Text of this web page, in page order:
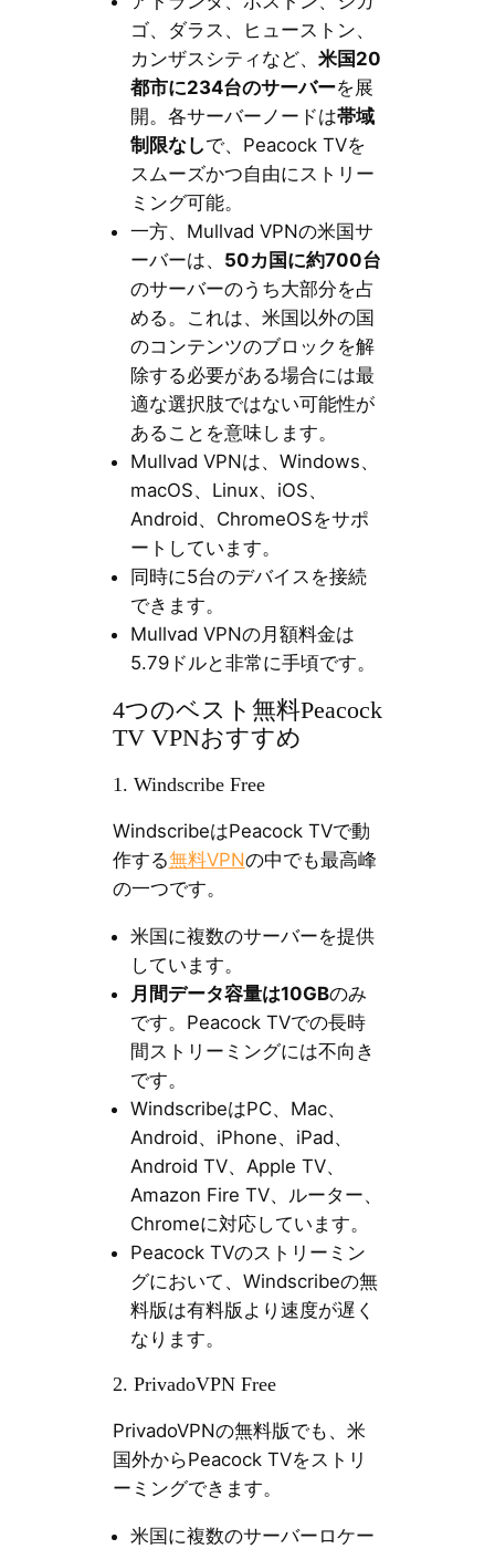
ゴ、ダラス、ヒューストン、
カンザスシティなど、 米国20
都市に234台のサーバーを展
開。各サーバーノードは帯域
制限なしで、Peacock TVを
スムーズかつ自由にストリー
ミング可能。
一方、Mullvad VPNの米国サ
ーバーは、 50カ国に約700台
のサーバーのうち大部分を占
める。これは、米国以外の国
のコンテンツのブロックを解
除する必要がある場合には最
適な選択肢ではない可能性が
あることを意味します。
Mullvad VPNは、Windows、
macOS、Linux、iOS、
Android、ChromeOSをサポ
ートしています。
同時に5台のデバイスを接続
できます。
Mullvad VPNの月額料金は
5.79ドルと非常に手頃です。
4つのベスト無料Peacock
TV VPNおすすめ
1. Windscribe Free
WindscribeはPeacock TVで動
作する無料VPNの中でも最高峰
の一つです。
米国に複数のサーバーを提供
しています。
月間データ容量は10GBのみ
です。Peacock TVでの長時
間ストリーミングには不向き
です。
WindscribeはPC、Mac、
Android、iPhone、iPad、
Android TV、Apple TV、
Amazon Fire TV、ルーター、
Chromeに対応しています。
Peacock TVのストリーミン
グにおいて、Windscribeの無
料版は有料版より速度が遅く
なります。
2. PrivadoVPN Free
PrivadoVPNの無料版でも、米
国外からPeacock TVをストリ
ーミングできます。
米国に複数のサーバーロケー